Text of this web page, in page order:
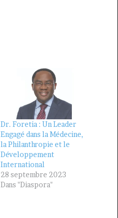
Dr. Foretia : Un Leader
Engagé dans la Médecine,
la Philanthropie et le
Développement
International
28 septembre 2023
Dans "Diaspora"